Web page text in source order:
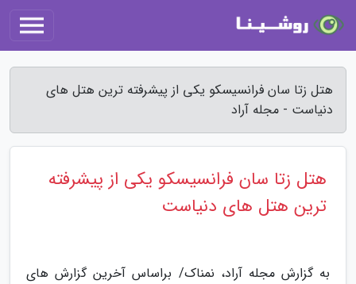
هتل زتا سان فرانسیسکو یکی از پیشرفته ترین هتل های
دنیاست - مجله آراد
هتل زتا سان فرانسیسکو یکی از پیشرفته
ترین هتل های دنیاست
به گزارش مجله آراد، نمناک/ براساس آخرین گزارش های